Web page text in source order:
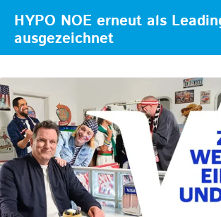
HYPO NOE erneut als
ausgezeichnet